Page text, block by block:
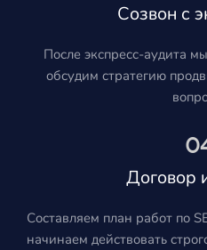
Созвон с
После экспресс-аудита
обсудим стратегию
Договор
Составляем план работ по
начинаем действовать